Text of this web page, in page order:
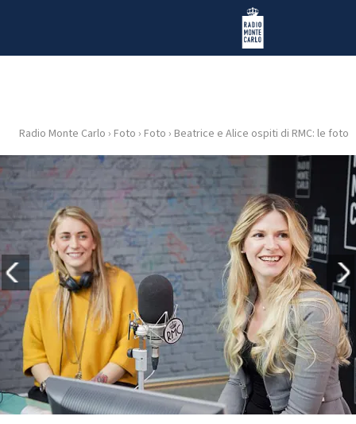
Radio Monte Carlo
HOME
RADIO
WEB
RADIO
PLAYLIST
NEWS
FOTO
Radio Monte Carlo › Foto › Foto › Beatrice e Alice ospiti di RMC: le foto